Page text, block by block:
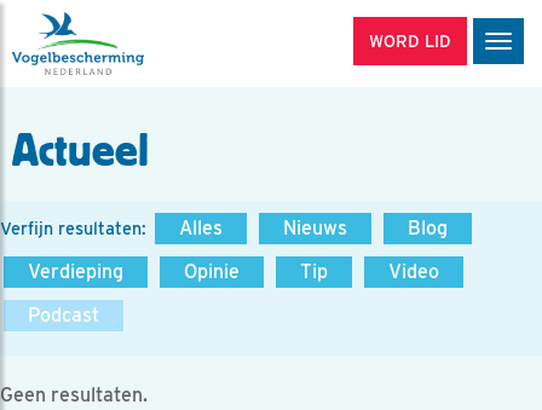
WORD LID
Actueel
Verfijn resultaten: Alles Nieuws
Blog
Verdieping
Opinie Tip
Video
Podcast
Geen resultaten.